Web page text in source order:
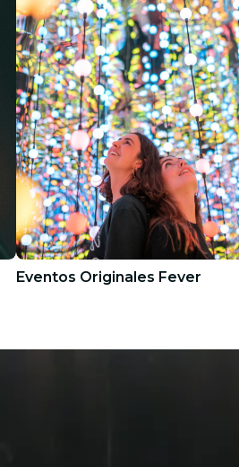
Eventos Originales Fever